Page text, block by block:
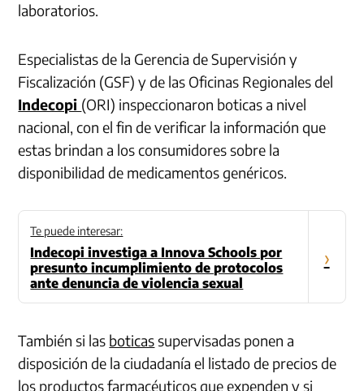
laboratorios.
Especialistas de la Gerencia de Supervisión y
Fiscalización (GSF) y de las Oficinas Regionales del
Indecopi (ORI) inspeccionaron boticas a nivel
nacional, con el fin de verificar la información que
estas brindan a los consumidores sobre la
disponibilidad de medicamentos genéricos.
Te puede interesar:
Indecopi investiga a Innova Schools por
presunto incumplimiento de protocolos
ante denuncia de violencia sexual
›
También si las boticassupervisadas ponen a
disposición de la ciudadanía el listado de precios de
los productos farmacéuticos que expenden y si